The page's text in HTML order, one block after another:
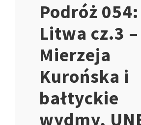
Podróż 054:
Litwa cz.3 –
Mierzeja
Kurońska i
bałtyckie
wydmy,